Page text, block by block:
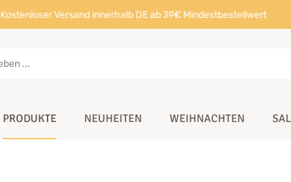
Kostenloser Versand innerhalb DE ab 39€ Mindestbestellwert
PRODUKTE NEUHEITEN WEIHNACHTEN